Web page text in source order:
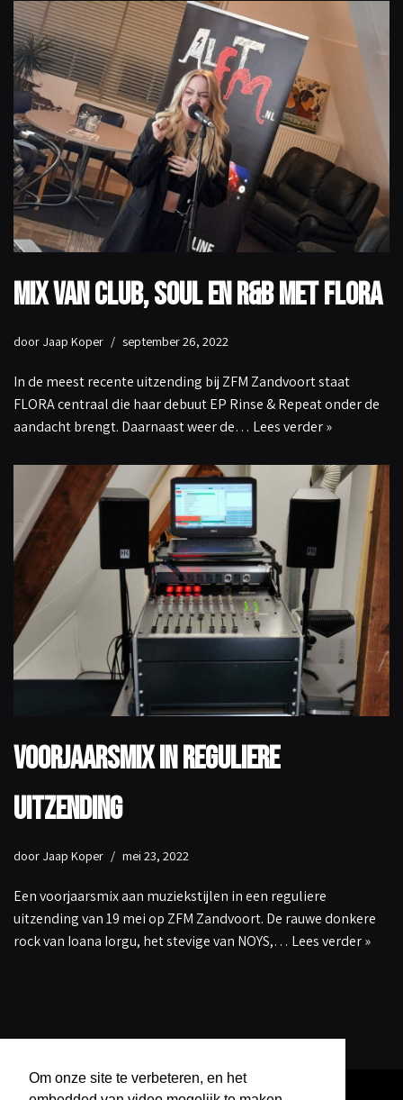
Mix van club, soul en r&b met FLORA
door Jaap Koper september 26, 2022
In de meest recente uitzending bij ZFM Zandvoort staat
FLORA centraal die haar debuut EP Rinse & Repeat onder de
aandacht brengt. Daarnaast weer de… Lees verder »
Voorjaarsmix in reguliere
uitzending
door Jaap Koper mei 23, 2022
Een voorjaarsmix aan muziekstijlen in een reguliere
uitzending van 19 mei op ZFM Zandvoort. De rauwe donkere
rock van Ioana Iorgu, het stevige van NOYS,… Lees verder »
Om onze site te verbeteren, en het